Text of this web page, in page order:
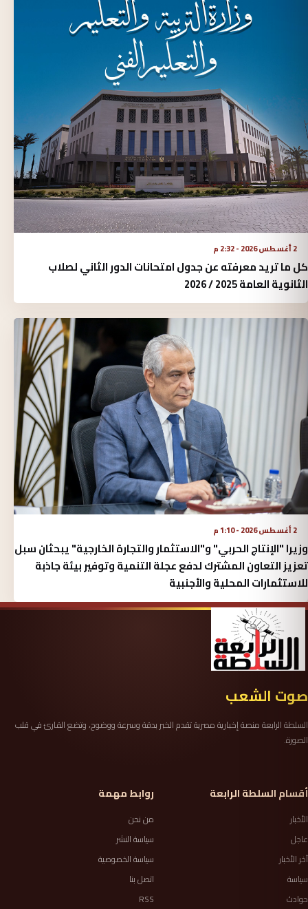
2 أغسطس 2026 - 2:32 م
كل ما تريد معرفته عن جدول امتحانات الدور الثاني لصلاب
الثانوية العامة 2025 / 2026
2 أغسطس 2026 - 1:10 م
وزيرا "الإنتاج الحربي" و"الاستثمار والتجارة الخارجية" يبحثان سبل
تعزيز التعاون المشترك لدفع عجلة التنمية وتوفير بيئة جاذبة
للاستثمارات المحلية والأجنبية
صوت الشعب
السلطة الرابعة منصة إخبارية مصرية تقدم الخبر بدقة وسرعة ووضوح، وتضع القارئ في قلب
الصورة.
أقسام السلطة الرابعة
الأخبار
عاجل
آخر الأخبار
سياسة
حوادث
روابط مهمة
من نحن
سياسة النشر
سياسة الخصوصية
اتصل بنا
RSS